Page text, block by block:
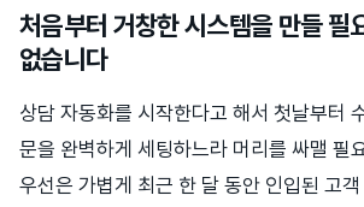
처음부터 거창한 시스템을 만들 필
없습니다
상담 자동화를 시작한다고 해서 첫날부터
문을 완벽하게 세팅하느라 머리를 싸맬 필
우선은 가볍게 최근 한 달 동안 인입된 고